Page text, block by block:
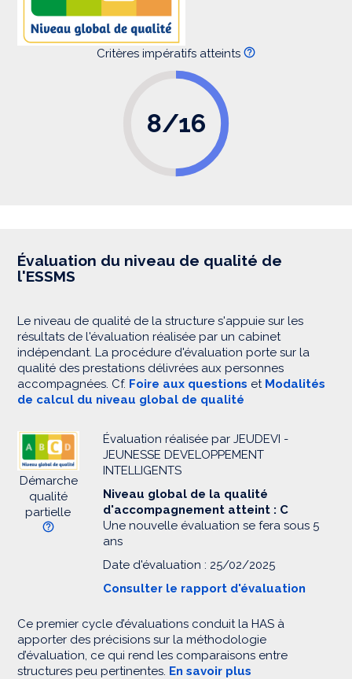
Critères impératifs atteints
8/16
Évaluation du niveau de qualité de
l'ESSMS
Le niveau de qualité de la structure s'appuie sur les
résultats de l'évaluation réalisée par un cabinet
indépendant. La procédure d'évaluation porte sur la
qualité des prestations délivrées aux personnes
accompagnées. Cf. Foire aux questions et Modalités
de calcul du niveau global de qualité
Démarche
qualité
partielle
Évaluation réalisée par JEUDEVI -
JEUNESSE DEVELOPPEMENT
INTELLIGENTS
Niveau global de la qualité
d'accompagnement atteint : C
Une nouvelle évaluation se fera sous 5
ans
Date d'évaluation : 25/02/2025
Consulter le rapport d'évaluation
Ce premier cycle d’évaluations conduit la HAS à
apporter des précisions sur la méthodologie
d’évaluation, ce qui rend les comparaisons entre
structures peu pertinentes. En savoir plus